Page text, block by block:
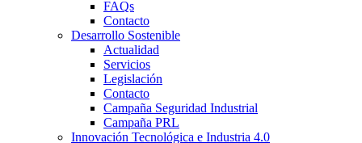
FAQs
Contacto
Desarrollo Sostenible
Actualidad
Servicios
Legislación
Contacto
Campaña Seguridad Industrial
Campaña PRL
Innovación Tecnológica e Industria 4.0